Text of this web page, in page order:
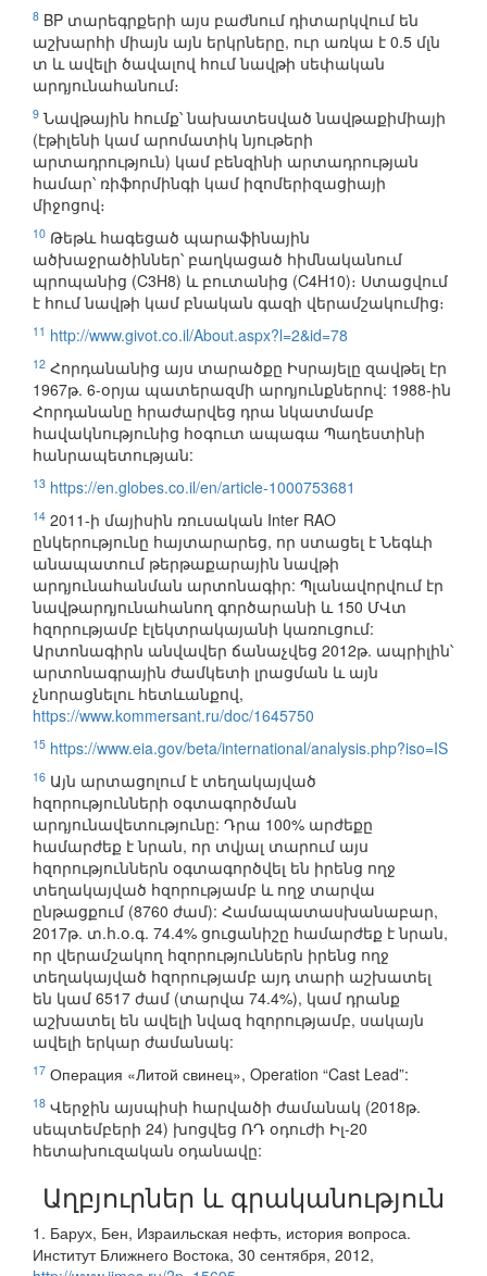
8 BP տարեգրքերի այս բաժնում դիտարկվում են
աշխարհի միայն այն երկրները, ուր առկա է 0.5 մլն
տ և ավելի ծավալով հում նավթի սեփական
արդյունահանում։
9 Նավթային հումք՝ նախատեսված նավթաքիմիայի
(էթիլենի կամ արոմատիկ նյութերի
արտադրություն) կամ բենզինի արտադրության
համար՝ ռիֆորմինգի կամ իզոմերիզացիայի
միջոցով։
10 Թեթև հագեցած պարաֆինային
ածխաջրածիններ՝ բաղկացած հիմնականում
պրոպանից (C3H8) և բուտանից (C4H10)։ Ստացվում
է հում նավթի կամ բնական գազի վերամշակումից։
11 http://www.givot.co.il/About.aspx?l=2&id=78
12 Հորդանանից այս տարածքը Իսրայելը զավթել էր
1967թ. 6-օրյա պատերազմի արդյունքներով: 1988-ին
Հորդանանը հրաժարվեց դրա նկատմամբ
հավակնությունից հօգուտ ապագա Պաղեստինի
հանրապետության:
13 https://en.globes.co.il/en/article-1000753681
14 2011-ի մայիսին ռուսական Inter RAO
ընկերությունը հայտարարեց, որ ստացել է Նեգևի
անապատում թերթաքարային նավթի
արդյունահանման արտոնագիր: Պլանավորվում էր
նավթարդյունահանող գործարանի և 150 ՄՎտ
հզորությամբ էլեկտրակայանի կառուցում:
Արտոնագիրն անվավեր ճանաչվեց 2012թ. ապրիլին՝
արտոնագրային ժամկետի լրացման և այն
չնորացնելու հետևանքով,
https://www.kommersant.ru/doc/1645750
15 https://www.eia.gov/beta/international/analysis.php?iso=IS
16 Այն արտացոլում է տեղակայված
հզորությունների օգտագործման
արդյունավետությունը: Դրա 100% արժեքը
համարժեք է նրան, որ տվյալ տարում այս
հզորություններն օգտագործվել են իրենց ողջ
տեղակայված հզորությամբ և ողջ տարվա
ընթացքում (8760 ժամ): Համապատասխանաբար,
2017թ. տ.հ.օ.գ. 74.4% ցուցանիշը համարժեք է նրան,
որ վերամշակող հզորություններն իրենց ողջ
տեղակայված հզորությամբ այդ տարի աշխատել
են կամ 6517 ժամ (տարվա 74.4%), կամ դրանք
աշխատել են ավելի նվազ հզորությամբ, սակայն
ավելի երկար ժամանակ:
17 Операция «Литой свинец», Operation “Cast Lead”:
18 Վերջին այսպիսի հարվածի ժամանակ (2018թ.
սեպտեմբերի 24) խոցվեց ՌԴ օդուժի Իլ-20
հետախուզական օդանավը:
Աղբյուրներ և գրականություն
1. Барух, Бен, Израильская нефть, история вопроса.
Институт Ближнего Востока, 30 сентября, 2012,